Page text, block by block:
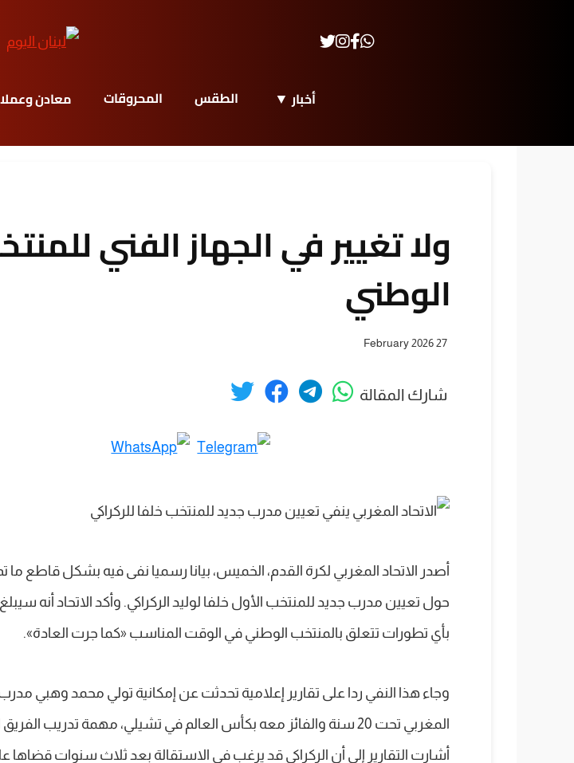
أخبار الطقس المحروقات معادن
ولا تغيير في الجهاز الفني
الوطني
27 February 2026
شارك المقالة
أصدر الاتحاد المغربي لكرة القدم، الخميس، بيانا رسميا نفى فيه بشكل قاطع ما
حول تعيين مدرب جديد للمنتخب الأول خلفا لوليد الركراكي. وأكد الاتحاد أنه سيبلغ
بأي تطورات تتعلق بالمنتخب الوطني في الوقت المناسب «كما جرت العادة».
وجاء هذا النفي ردا على تقارير إعلامية تحدثت عن إمكانية تولي محمد وهبي
المغربي تحت 20 سنة والفائز معه بكأس العالم في تشيلي، مهمة تدريب
أشارت التقارير إلى أن الركراكي قد يرغب في الاستقالة بعد ثلاث سنوات قضاها